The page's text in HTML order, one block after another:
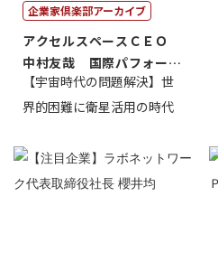
企業家倶楽部アーカイブ
アクセルスペースＣＥＯ
中村友哉 国際パフォーマ
ンス研究所代...
【宇宙時代の問題解決】世
界的困難に衛星活用の時代